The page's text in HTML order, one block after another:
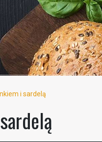
i sardelą